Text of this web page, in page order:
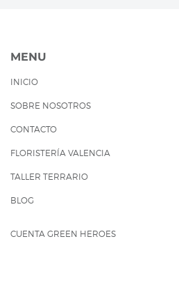
MENU
INICIO
SOBRE NOSOTROS
CONTACTO
FLORISTERÍA VALENCIA
TALLER TERRARIO
BLOG
CUENTA GREEN HEROES